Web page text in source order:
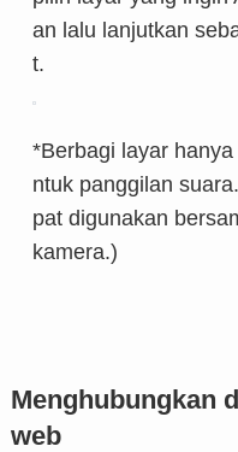
an lalu lanjutkan
t.
*Berbagi layar
ntuk panggilan
pat digunakan
kamera.)
Menghubungkan
web